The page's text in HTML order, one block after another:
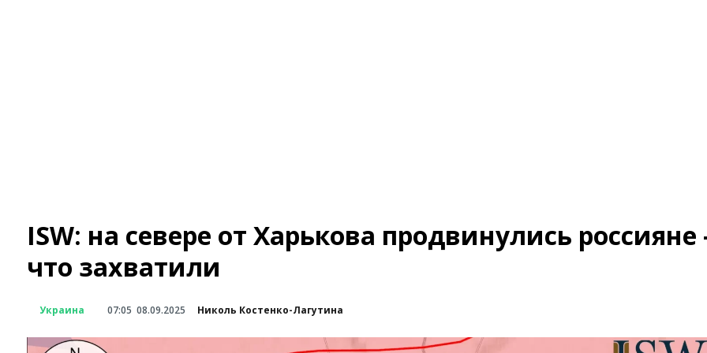
ISW: на севере от Харькова продвинулись россияне
что захватили
Украина 07:05 08.09.2025 Николь Костенко-Лагутина